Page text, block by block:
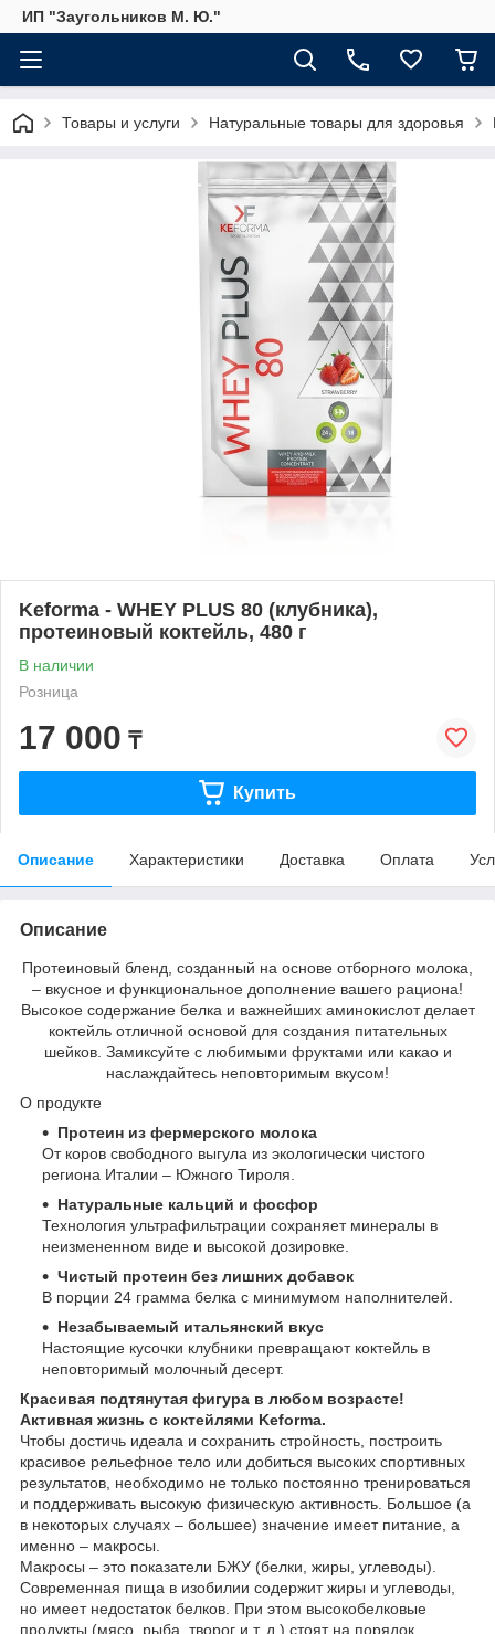
ИП "Заугольников М. Ю."
Товары и услуги Натуральные товары для здоровья
Keforma - WHEY PLUS 80 (клубника),
протеиновый коктейль, 480 г
В наличии
Розница
17 000 ₸
Купить
Описание Характеристики Доставка Оплата
Описание
Протеиновый бленд, созданный на основе отборного молока,
– вкусное и функциональное дополнение вашего рациона!
Высокое содержание белка и важнейших аминокислот делает
коктейль отличной основой для создания питательных
шейков. Замиксуйте с любимыми фруктами или какао и
наслаждайтесь неповторимым вкусом!
О продукте
Протеин из фермерского молока
От коров свободного выгула из экологически чистого
региона Италии – Южного Тироля.
Натуральные кальций и фосфор
Технология ультрафильтрации сохраняет минералы в
неизмененном виде и высокой дозировке.
Чистый протеин без лишних добавок
В порции 24 грамма белка с минимумом наполнителей.
Незабываемый итальянский вкус
Настоящие кусочки клубники превращают коктейль в
неповторимый молочный десерт.
Красивая подтянутая фигура в любом возрасте!
Активная жизнь с коктейлями Keforma.
Чтобы достичь идеала и сохранить стройность, построить
красивое рельефное тело или добиться высоких спортивных
результатов, необходимо не только постоянно тренироваться
и поддерживать высокую физическую активность. Большое (а
в некоторых случаях – большее) значение имеет питание, а
именно – макросы.
Макросы – это показатели БЖУ (белки, жиры, углеводы).
Современная пища в изобилии содержит жиры и углеводы,
но имеет недостаток белков. При этом высокобелковые
продукты (мясо, рыба, творог и т. д.) стоят на порядок